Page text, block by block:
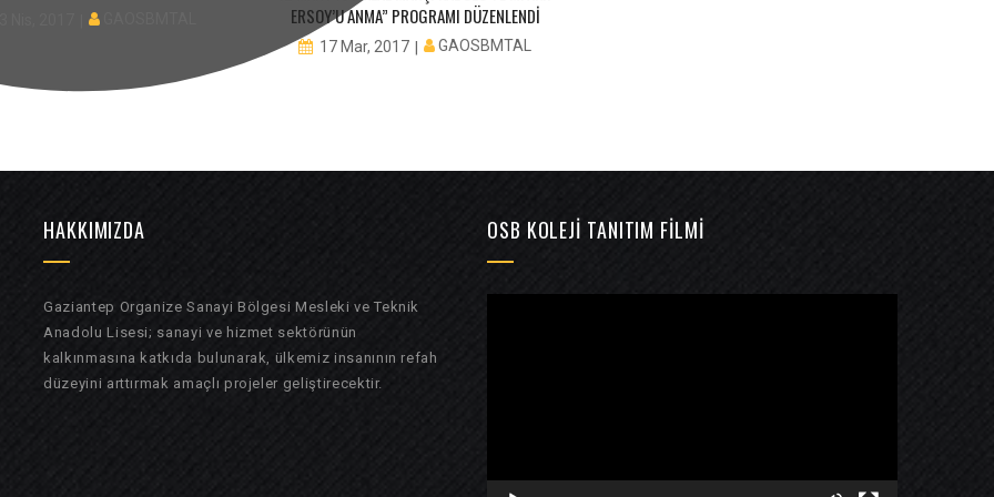
ERSOY’U ANMA” PROGRAMI DÜZENLENDİ
17 Mar, 2017 GAOSBMTAL
HAKKIMIZDA
Gaziantep Organize Sanayi Bölgesi Mesleki ve Teknik
Anadolu Lisesi; sanayi ve hizmet sektörünün
kalkınmasına katkıda bulunarak, ülkemiz insanının refah
düzeyini arttırmak amaçlı projeler geliştirecektir.
OSB KOLEJI TANITIM FILMI